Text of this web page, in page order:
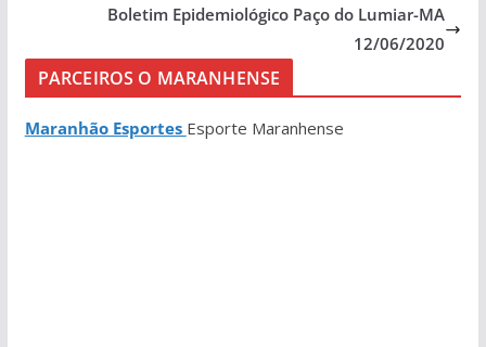
Boletim Epidemiológico Paço do Lumiar-MA
12/06/2020
PARCEIROS O MARANHENSE
Maranhão Esportes Esporte Maranhense